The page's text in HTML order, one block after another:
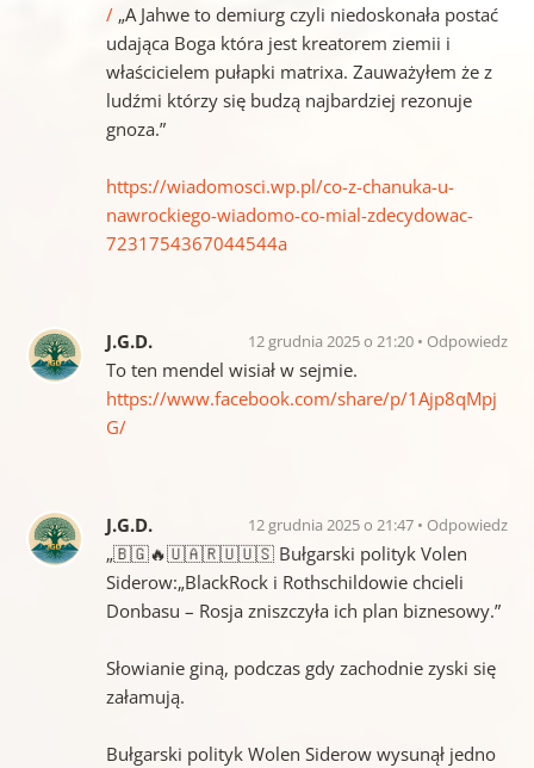
/„A Jahwe to demiurg czyli niedoskonała postać
udająca Boga która jest kreatorem ziemii i
właścicielem pułapki matrixa. Zauważyłem że z
ludźmi którzy się budzą najbardziej rezonuje
gnoza.”
https://wiadomosci.wp.pl/co-z-chanuka-u-
nawrockiego-wiadomo-co-mial-zdecydowac-
7231754367044544a
J.G.D. 12 grudnia 2025 o 21:20 Odpowiedz
To ten mendel wisiał w sejmie.
https://www.facebook.com/share/p/1Ajp8qMpj
G/
J.G.D. 12 grudnia 2025 o 21:47 Odpowiedz
„🇧🇬🔥🇺🇦🇷🇺🇺🇸 Bułgarski polityk Volen
Siderow:„BlackRock i Rothschildowie chcieli
Donbasu – Rosja zniszczyła ich plan biznesowy.”
Słowianie giną, podczas gdy zachodnie zyski się
załamują.
Bułgarski polityk Wolen Siderow wysunął jedno